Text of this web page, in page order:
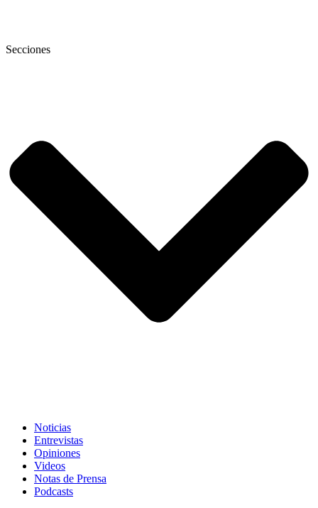
Secciones
Noticias
Entrevistas
Opiniones
Videos
Notas de Prensa
Podcasts